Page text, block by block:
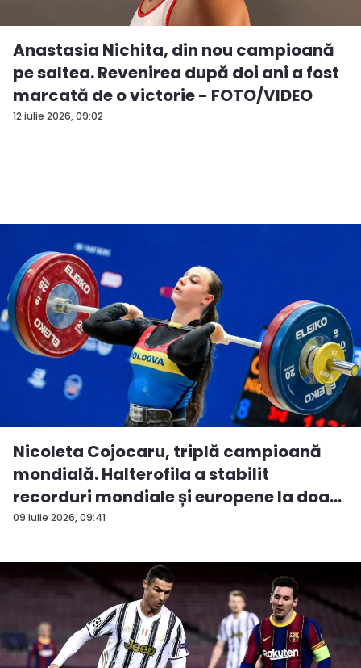
12 iulie 2026, 09:02
Anastasia Nichita, din nou campioană
pe saltea. Revenirea după doi ani a fost
marcată de o victorie - FOTO/VIDEO
09 iulie 2026, 09:41
Nicoleta Cojocaru, triplă campioană
mondială. Halterofila a stabilit
recorduri mondiale și europene la doa...